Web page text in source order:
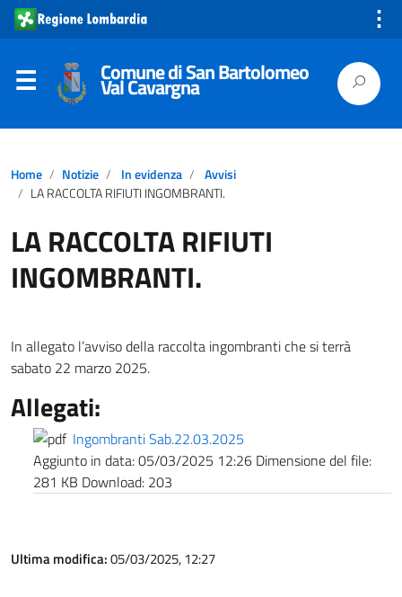
⋮
Comune di San Bartolomeo
Val Cavargna
Home Notizie In evidenza
Avvisi
LA RACCOLTA RIFIUTI INGOMBRANTI.
LA RACCOLTA RIFIUTI
INGOMBRANTI.
In allegato l’avviso della raccolta ingombranti che si terrà
sabato 22 marzo 2025.
Allegati:
Ingombranti Sab.22.03.2025
Aggiunto in data:05/03/2025 12:26 Dimensione del file:
281 KB Download: 203
Ultima modifica:05/03/2025, 12:27